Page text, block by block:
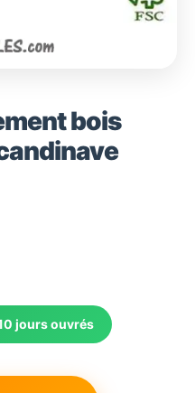
bois
jours ouvrés